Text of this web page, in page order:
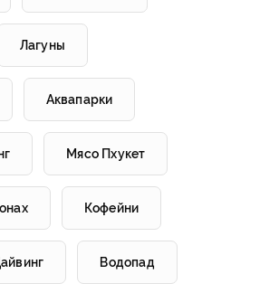
Лагуны
Аквапарки
Мясо Пхукет
Кофейни
Водопад